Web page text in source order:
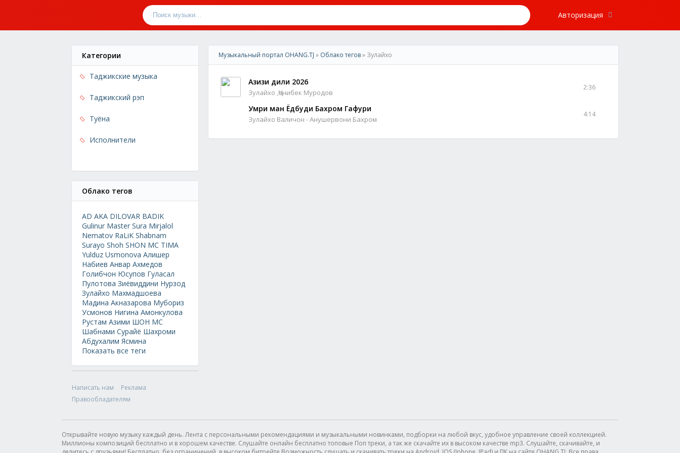
Авторизация
Категории
Таджикские музыка
Таджикский рэп
Туёна
Исполнители
Облако тегов
AD AKA DILOVAR BADIK
Gulinur Master Sura Mirjalol
Nematov RaLiK Shabnam
Surayo Shoh SHON MC TIMA
Yulduz Usmonova Алишер
Набиев Анвар Ахмедов
Голибчон Юсупов Гуласал
Пулотова Зиёвиддини Нурзод
Зулайхо Махмадшоева
Мадина Акназарова Мубориз
Усмонов Нигина Амонкулова
Рустам Азими ШОН МС
Шабнами Сурайё Шахроми
Абдухалим Ясмина
Показать все теги
Написать нам
Реклама
Правообладателям
Музыкальный портал OHANG.TJ » Облако тегов» Зулайхо
Азизи дили 2026
Зулайхо ,Ҷонибек Муродов
2:36
Умри ман Ёдбуди Бахром Гафури
Зулайхо Валичон - Анушервони Бахром
4:14
Открывайте новую музыку каждый день. Лента с персональными рекомендациями и музыкальными новинками, подборки на любой вкус, удобное управление своей коллекцией.
Миллионы композиций бесплатно и в хорошем качестве. Слушайте онлайн бесплатно топовые Поп треки, а так же скачайте их в высоком качестве mp3. Слушайте, скачивайте, и